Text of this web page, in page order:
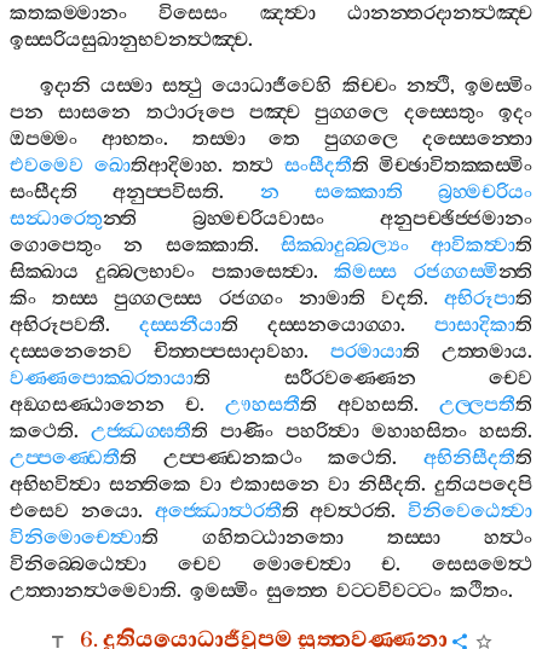
කතකම‍්මානං
විසෙසං ඤත්‍වා
ඨානන‍්තරදානත්‍ථඤ‍්ච
ඉස‍්සරියසුඛානුභවනත්‍ථඤ‍්ච.
ඉදානි යස‍්මා සත්‍ථු යොධාජීවෙහි කිච‍්චං නත්‍ථි,ඉමස‍්මිං
පන
සාසනෙ තථාරූපෙ පඤ‍්ච පුග‍්ගලෙ දස‍්සෙතුං
ඉදං
ඔපම‍්මං
ආභතං. තස‍්මා තෙ පුග‍්ගලෙ
දස‍්සෙන‍්තො
එවමෙව ඛොතිආදිමාහ. තත්‍ථ සංසීදතීති මිච‍්ඡාවිතක‍්කස‍්මිං
සංසීදති
අනුප‍්පවිසති. න සක‍්කොති
බ්‍රහ‍්මචරියං
සන්‍ධාරෙතුන‍්ති බ්‍රහ‍්මචරියවාසං
අනුපච‍්ඡිජ‍්ජමානං
ගොපෙතුං
න සක‍්කොති. සික‍්ඛාදුබ‍්බල්‍යං ආවිකත්‍වාති
සික‍්ඛාය
දුබ‍්බලභාවං පකාසෙත්‍වා.කිමස‍්ස රජග‍්ගස‍්මින‍්ති
කිං
තස‍්ස පුග‍්ගලස‍්ස රජග‍්ගං නාමාති වදති.අභිරූපාති
අභිරූපවතී. දස‍්සනීයාති දස‍්සනයොග‍්ගා. පාසාදිකාති
දස‍්සනෙනෙව
චිත‍්තප‍්පසාදාවහා. පරමායාති උත‍්තමාය.
වණ‍්ණපොක‍්ඛරතායාති සරීරවණ‍්ණෙන
චෙව
අඞ‍්ගසණ‍්ඨානෙන
ච. ඌහසතීති අවහසති. උල‍්ලපතීති
කථෙති. උජ‍්ඣග‍්ඝතීති පාණිං පහරිත්‍වා මහාහසිතං හසති.
උප‍්පණ‍්ඩෙතීති උප‍්පණ‍්ඩනකථං කථෙති.අභිනිසීදතීති
අභිභවිත්‍වා සන‍්තිකෙ වා එකාසනෙ වා නිසීදති. දුතියපදෙපි
එසෙව නයො. අජ‍්ඣොත්‍ථරතීති අවත්‍ථරති. විනිවෙඨෙත්‍වා
විනිමොචෙත්‍වාති ගහිතට‍්ඨානතො තස‍්සා
හත්‍ථං
විනිබ‍්බෙඨෙත්‍වා
චෙව මොචෙත්‍වා ච. සෙසමෙත්‍ථ
උත‍්තානත්‍ථමෙවාති. ඉමස‍්මිං සුත‍්තෙ වට‍්ටවිවට‍්ටං කථිතං.
6.දුතියයොධාජීවූපමසුත‍්තවණ‍්ණනා